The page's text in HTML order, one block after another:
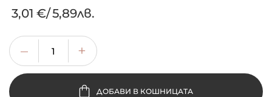
3,01 €/5,89лв.
ДОБАВИ В КОШНИЦАТА